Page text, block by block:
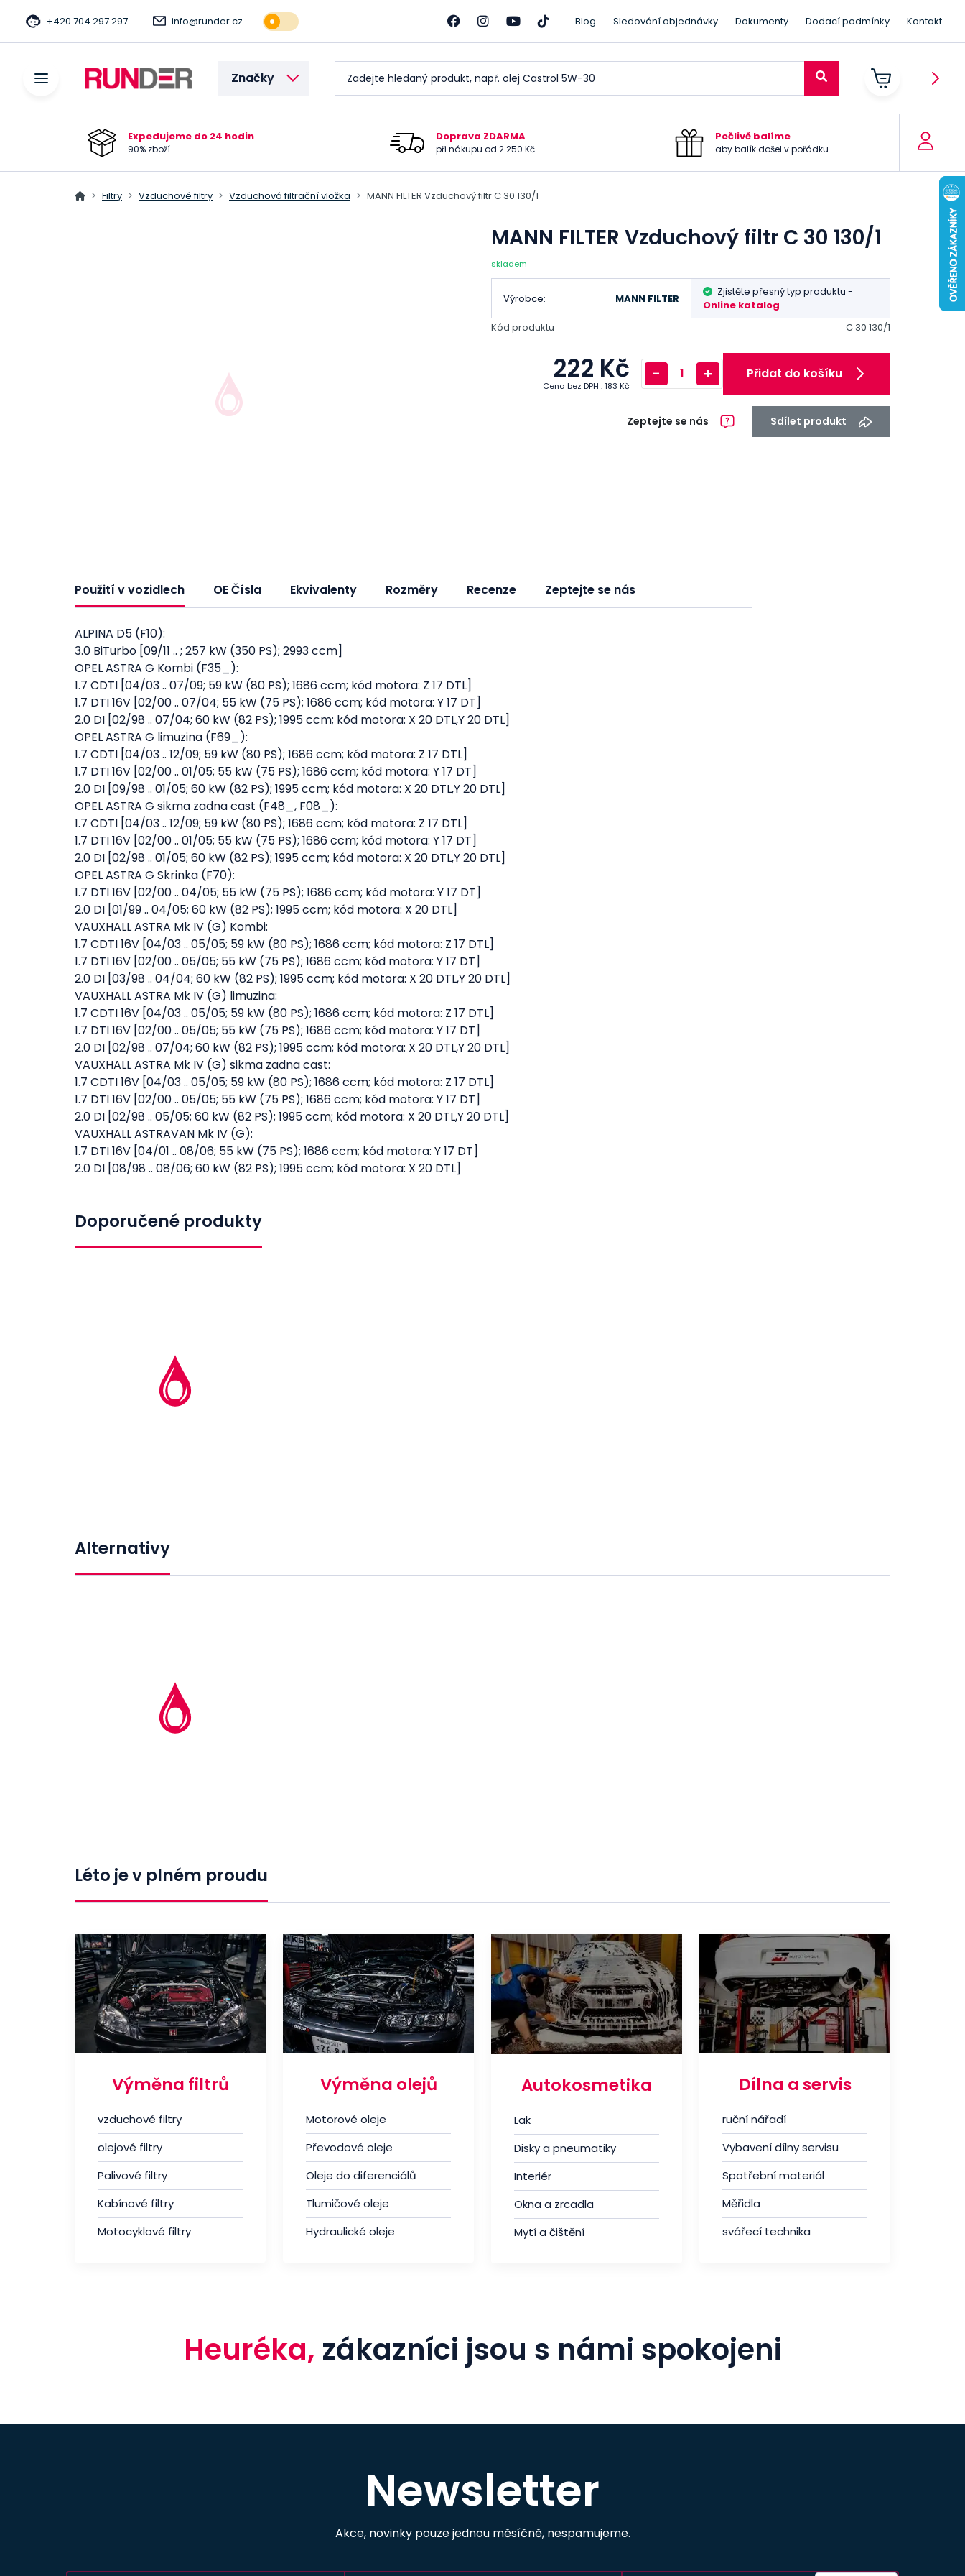
+420 704 297 297 info@runder.cz Blog Sledování objednávky Dokumenty Dodací podmínky Kontakt
Značky
Expedujeme do 24 hodin
90% zboží
Doprava ZDARMA
při nákupu od 2 250 Kč
Pečlivě balíme
aby balík došel v pořádku
Filtry Vzduchové filtry Vzduchová filtrační vložka MANN FILTER Vzduchový filtr C 30 130/1
MANN FILTER Vzduchový filtr C 30 130/1
skladem
Výrobce: MANN FILTER
Zjistěte přesný typ produktu -
Online katalog
Kód produktu
C 30 130/1
222 Kč
Cena bez DPH : 183 Kč
- + Přidat do košíku
Zeptejte se nás Sdílet produkt
Použití v vozidlech OE Čísla Ekvivalenty Rozměry Recenze Zeptejte se nás
ALPINA D5 (F10):
3.0 BiTurbo [09/11 .. ; 257 kW (350 PS); 2993 ccm]
OPEL ASTRA G Kombi (F35_):
1.7 CDTI [04/03 .. 07/09; 59 kW (80 PS); 1686 ccm; kód motora: Z 17 DTL]
1.7 DTI 16V [02/00 .. 07/04; 55 kW (75 PS); 1686 ccm; kód motora: Y 17 DT]
2.0 DI [02/98 .. 07/04; 60 kW (82 PS); 1995 ccm; kód motora: X 20 DTL,Y 20 DTL]
OPEL ASTRA G limuzina (F69_):
1.7 CDTI [04/03 .. 12/09; 59 kW (80 PS); 1686 ccm; kód motora: Z 17 DTL]
1.7 DTI 16V [02/00 .. 01/05; 55 kW (75 PS); 1686 ccm; kód motora: Y 17 DT]
2.0 DI [09/98 .. 01/05; 60 kW (82 PS); 1995 ccm; kód motora: X 20 DTL,Y 20 DTL]
OPEL ASTRA G sikma zadna cast (F48_, F08_):
1.7 CDTI [04/03 .. 12/09; 59 kW (80 PS); 1686 ccm; kód motora: Z 17 DTL]
1.7 DTI 16V [02/00 .. 01/05; 55 kW (75 PS); 1686 ccm; kód motora: Y 17 DT]
2.0 DI [02/98 .. 01/05; 60 kW (82 PS); 1995 ccm; kód motora: X 20 DTL,Y 20 DTL]
OPEL ASTRA G Skrinka (F70):
1.7 DTI 16V [02/00 .. 04/05; 55 kW (75 PS); 1686 ccm; kód motora: Y 17 DT]
2.0 DI [01/99 .. 04/05; 60 kW (82 PS); 1995 ccm; kód motora: X 20 DTL]
VAUXHALL ASTRA Mk IV (G) Kombi:
1.7 CDTI 16V [04/03 .. 05/05; 59 kW (80 PS); 1686 ccm; kód motora: Z 17 DTL]
1.7 DTI 16V [02/00 .. 05/05; 55 kW (75 PS); 1686 ccm; kód motora: Y 17 DT]
2.0 DI [03/98 .. 04/04; 60 kW (82 PS); 1995 ccm; kód motora: X 20 DTL,Y 20 DTL]
VAUXHALL ASTRA Mk IV (G) limuzina:
1.7 CDTI 16V [04/03 .. 05/05; 59 kW (80 PS); 1686 ccm; kód motora: Z 17 DTL]
1.7 DTI 16V [02/00 .. 05/05; 55 kW (75 PS); 1686 ccm; kód motora: Y 17 DT]
2.0 DI [02/98 .. 07/04; 60 kW (82 PS); 1995 ccm; kód motora: X 20 DTL,Y 20 DTL]
VAUXHALL ASTRA Mk IV (G) sikma zadna cast:
1.7 CDTI 16V [04/03 .. 05/05; 59 kW (80 PS); 1686 ccm; kód motora: Z 17 DTL]
1.7 DTI 16V [02/00 .. 05/05; 55 kW (75 PS); 1686 ccm; kód motora: Y 17 DT]
2.0 DI [02/98 .. 05/05; 60 kW (82 PS); 1995 ccm; kód motora: X 20 DTL,Y 20 DTL]
VAUXHALL ASTRAVAN Mk IV (G):
1.7 DTI 16V [04/01 .. 08/06; 55 kW (75 PS); 1686 ccm; kód motora: Y 17 DT]
2.0 DI [08/98 .. 08/06; 60 kW (82 PS); 1995 ccm; kód motora: X 20 DTL]
Doporučené produkty
Alternativy
Léto je v plném proudu
Výměna filtrů
vzduchové filtry
olejové filtry
Palivové filtry
Kabínové filtry
Motocyklové filtry
Výměna olejů
Motorové oleje
Převodové oleje
Oleje do diferenciálů
Tlumičové oleje
Hydraulické oleje
Autokosmetika
Lak
Disky a pneumatiky
Interiér
Okna a zrcadla
Mytí a čištění
Dílna a servis
ruční nářadí
Vybavení dílny servisu
Spotřební materiál
Měřidla
svářecí technika
Heuréka, zákazníci jsou s námi spokojeni
Newsletter
Akce, novinky pouze jednou měsíčně, nespamujeme.